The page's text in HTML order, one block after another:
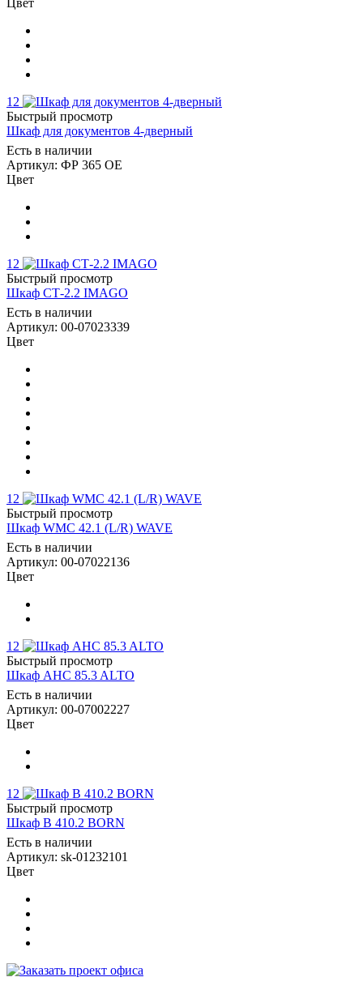
Цвет
12
Быстрый просмотр
Шкаф для документов 4-дверный
Есть в наличии
Артикул: ФР 365 ОЕ
Цвет
12
Быстрый просмотр
Шкаф СТ-2.2 IMAGO
Есть в наличии
Артикул: 00-07023339
Цвет
12
Быстрый просмотр
Шкаф WMC 42.1 (L/R) WAVE
Есть в наличии
Артикул: 00-07022136
Цвет
12
Быстрый просмотр
Шкаф AHC 85.3 ALTO
Есть в наличии
Артикул: 00-07002227
Цвет
12
Быстрый просмотр
Шкаф B 410.2 BORN
Есть в наличии
Артикул: sk-01232101
Цвет